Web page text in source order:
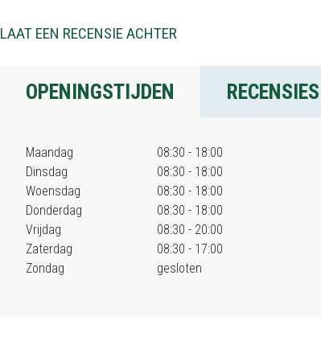
LAAT EEN RECENSIE ACHTER
OPENINGSTIJDEN RECENSIES
Maandag
08:30 - 18:00
Dinsdag
08:30 - 18:00
Woensdag
08:30 - 18:00
Donderdag
08:30 - 18:00
Vrijdag
08:30 - 20:00
Zaterdag
08:30 - 17:00
Zondag
gesloten